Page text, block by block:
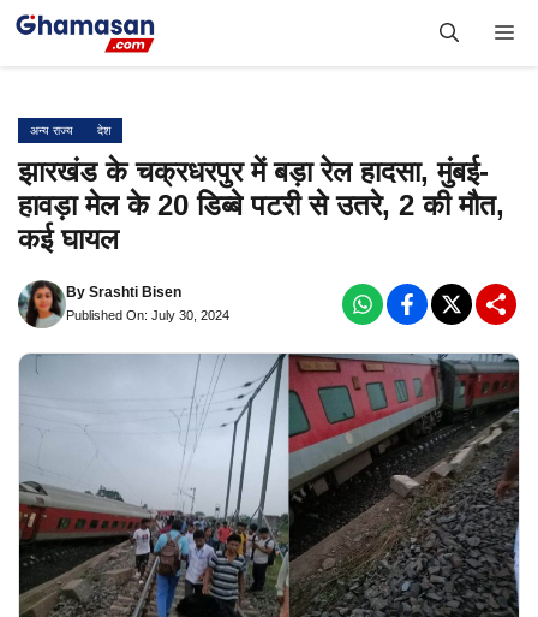
Skip
अन्य राज्य देश
झारखंड के चक्रधरपुर में बड़ा रेल हादसा, मुंबई-
हावड़ा मेल के 20 डिब्बे पटरी से उतरे, 2 की मौत,
कई घायल
By Srashti Bisen
Published On: July 30, 2024